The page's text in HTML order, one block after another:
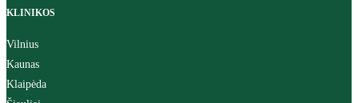
KLINIKOS
Vilnius
Kaunas
Klaipėda